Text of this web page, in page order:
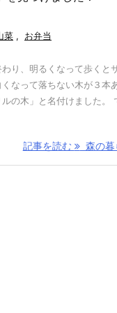
菜 , お弁当
り、明るくなって歩くと
なって落ちない木が３本
の木」と名付けました。
記事を読む 森の暮